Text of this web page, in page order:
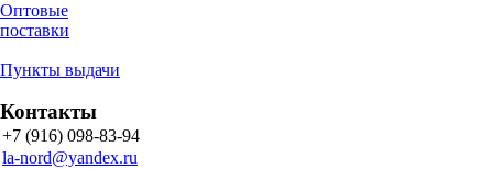
Оптовые
поставки
Пункты выдачи
Контакты
+7 (916) 098-83-94
la-nord@yandex.ru